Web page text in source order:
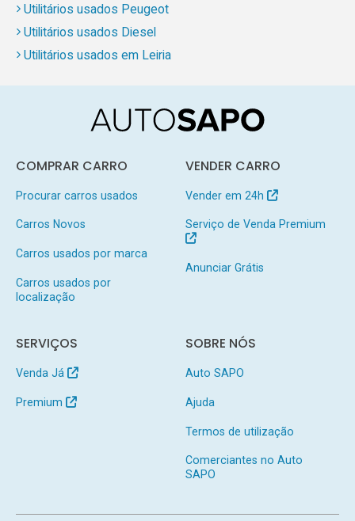
Utilitários usados Peugeot
Utilitários usados Diesel
Utilitários usados em Leiria
COMPRAR CARRO
Procurar carros usados
Carros Novos
Carros usados por marca
Carros usados por
localização
VENDER CARRO
Vender em 24h
Serviço de Venda Premium
Anunciar Grátis
SERVIÇOS
Venda Já
Premium
SOBRE NÓS
Auto SAPO
Ajuda
Termos de utilização
Comerciantes no Auto
SAPO